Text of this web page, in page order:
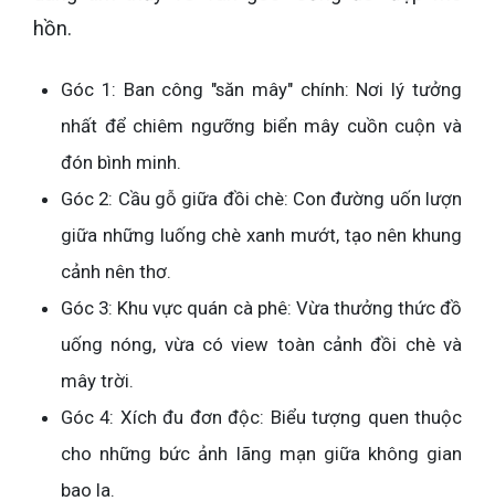
hồn.
Góc 1: Ban công "săn mây" chính: Nơi lý tưởng
nhất để chiêm ngưỡng biển mây cuồn cuộn và
đón bình minh.
Góc 2: Cầu gỗ giữa đồi chè: Con đường uốn lượn
giữa những luống chè xanh mướt, tạo nên khung
cảnh nên thơ.
Góc 3: Khu vực quán cà phê: Vừa thưởng thức đồ
uống nóng, vừa có view toàn cảnh đồi chè và
mây trời.
Góc 4: Xích đu đơn độc: Biểu tượng quen thuộc
cho những bức ảnh lãng mạn giữa không gian
bao la.